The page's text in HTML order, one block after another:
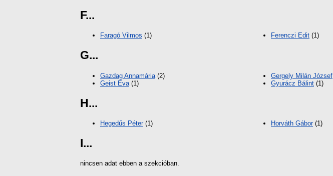
F...
Faragó Vilmos (1) Ferenczi Edit (1)
G...
Gazdag Annamária (2)
Geist Éva (1)
Gergely Milán József
Gyurácz Bálint (1)
H...
Hegedűs Péter(1) Horváth Gábor(1)
I...
nincsen adat ebben a szekcióban.